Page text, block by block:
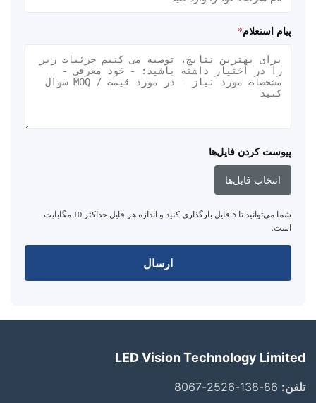
پیام استعلام*
پیوست کردن فایل‌ها
انتخاب فایل‌ها
شما می‌توانید تا 5 فایل بارگذاری کنید و اندازه هر فایل حداکثر 10 مگابایت
است.
ارسال
LED Vision Technology Limited
تلفن: